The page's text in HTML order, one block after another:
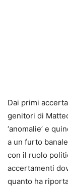
Dai primi
genitori di
‘anomalie’ e
a un furto
con il ruolo
accertamenti
quanto ha